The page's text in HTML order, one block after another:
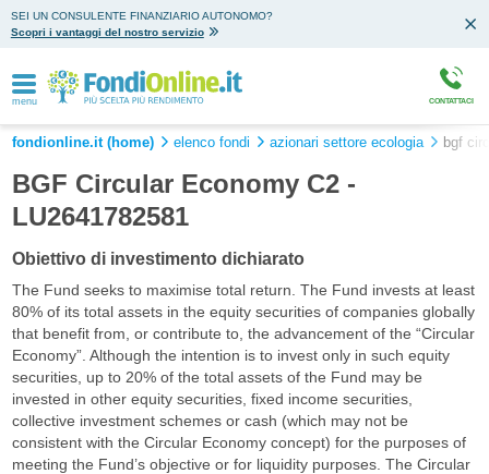
SEI UN CONSULENTE FINANZIARIO AUTONOMO?
Scopri i vantaggi del nostro servizio
menu CONTATTACI
fondionline.it (home) elenco fondi azionari settore ecologia bgf
BGF Circular Economy C2 -
LU2641782581
Obiettivo di investimento dichiarato
The Fund seeks to maximise total return. The Fund invests at least
80% of its total assets in the equity securities of companies globally
that benefit from, or contribute to, the advancement of the “Circular
Economy”. Although the intention is to invest only in such equity
securities, up to 20% of the total assets of the Fund may be
invested in other equity securities, fixed income securities,
collective investment schemes or cash (which may not be
consistent with the Circular Economy concept) for the purposes of
meeting the Fund’s objective or for liquidity purposes. The Circular